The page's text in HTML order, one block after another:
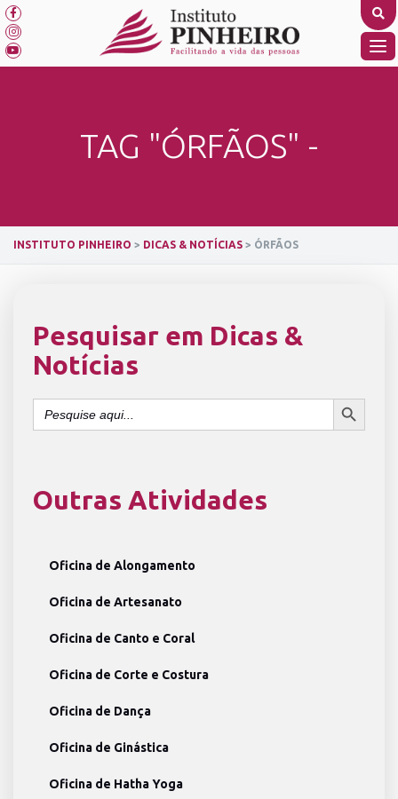
Skip
to
content
TAG "ÓRFÃOS" -
INSTITUTO PINHEIRO > DICAS & NOTÍCIAS > ÓRFÃOS
Pesquisar em Dicas &
Notícias
Search
for:
SEARCH BUTTON
Outras Atividades
Oficina de Alongamento
Oficina de Artesanato
Oficina de Canto e Coral
Oficina de Corte e Costura
Oficina de Dança
Oficina de Ginástica
Oficina de Hatha Yoga